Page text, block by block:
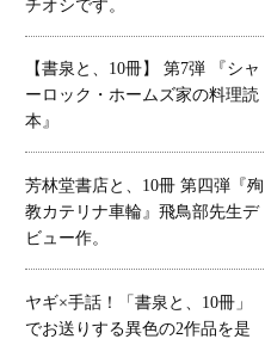
チオシです。
【書泉と、10冊】 第7弾 『シャ
ーロック・ホームズ家の料理読
本』
芳林堂書店と、10冊 第四弾『殉
教カテリナ車輪』飛鳥部先生デ
ビュー作。
ヤギ×手話！「書泉と、10冊」
でお送りする異色の2作品を是